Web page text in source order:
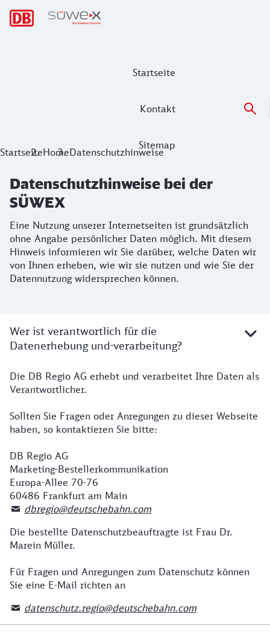
Startseite
Kontakt
Sitemap
Hauptnavigation
Datenschutzhinweise bei der SÜWEX
StartseiteHomeDatenschutzhinweise
Datenschutzhinweise bei der
SÜWEX
Eine Nutzung unserer Internetseiten ist grundsätzlich
ohne Angabe persönlicher Daten möglich. Mit diesem
Hinweis informieren wir Sie darüber, welche Daten wir
von Ihnen erheben, wie wir sie nutzen und wie Sie der
Datennutzung widersprechen können.
Wer ist verantwortlich für die
Datenerhebung und-verarbeitung?
Die DB Regio AG erhebt und verarbeitet Ihre Daten als
Verantwortlicher.
Sollten Sie Fragen oder Anregungen zu dieser Webseite
haben, so kontaktieren Sie bitte:
DB Regio AG
Marketing-Bestellerkommunikation
Europa-Allee 70-76
60486 Frankfurt am Main
dbregio@deutschebahn.com
Die bestellte Datenschutzbeauftragte ist Frau Dr.
Marein Müller.
Für Fragen und Anregungen zum Datenschutz können
Sie eine E-Mail richten an
datenschutz.regio@deutschebahn.com